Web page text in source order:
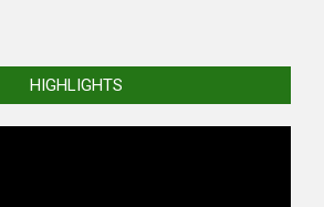
HIGHLIGHTS